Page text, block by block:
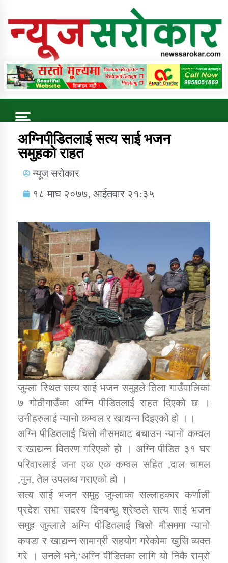
Online News Portal
Trending Now
कुषि बिकास कार्यालय जुम्ला सुचना सन्देश
डिभिजन कार्यालय जुम्लाको सुचना सन्देश
कर्णाली प्रविधि शिक्षालय जुम्लाको सुचना
सामाजिक बिकास कार्यालय जुम्लाकाे सुचना
कार्यक्रम कार्यान्वयन एकाई जुम्लाको सुचना
अग्निपीडितलाई सत्य साई भजन
समुहको राहत
न्यूज सरोकार
१८ माघ २०७७, आईतवार २१:३५
जुम्ला स्थित सत्य साई भजन समुहले तिला गाउँपालिका
७ गोठीगाउँका अग्नि पीडितलाई राहत दिएको छ ।
उनीहरुलाई न्यानो कम्वल र खाद्यन्न दिइएको हो ।।
अग्नि पीडितलाई चिसो मौसमबाट बचाउन न्यानो कम्वल
र खाद्यन्न वितरण गरिएको हो । अग्नि पीडित ३१ घर
परिवारलाई जना एक एक कम्वल सहित ,दाल चामल
,नुन, तेल उपलब्ध गराएको हो ।
सत्य साई भजन समुह जुम्लाका सल्लाहकार कर्णाली
प्रदेश सभा सदस्य दिनबन्धु श्रेष्ठले सत्य साई भजन
समुह जुम्लाले अग्नि पीडितलाई चिसो मौसममा न्यानो
कपडा र खाद्यन्न सामाग्री सहयोग गरेकोमा खुसि व्यक्त
गरे । उनले भने,‘अग्नि पीडितका लागि यो निकै राम्रो